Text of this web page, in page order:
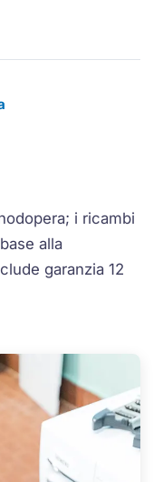
i ricambi
alla
garanzia 12